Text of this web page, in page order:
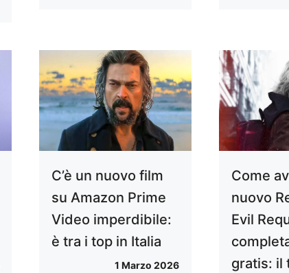
C’è un nuovo film
su Amazon Prime
Video imperdibile:
è tra i top in Italia
1 Marzo 2026
Come
nuovo
Evil
gratis: il